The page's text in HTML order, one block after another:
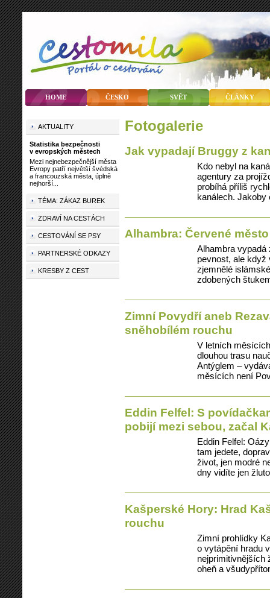
HOME ČESKO SVĚT ČLÁNKY
fotogalerie
Jak vypadají Bruggy z
Kdo nebyl na
agentury za
probíhá příliš
kanálech.
Alhambra: Červené
Alhambra vypadá
pevnost, ale když
zjemnělé
zdobených
Zimní Povydří aneb
sněhobílém rouchu
V letních
dlouhou trasu
Antýglem –
měsících není
Eddin Felfel: S
pobijí mezi sebou, začal
Eddin Felfel:
tam jedete,
život, jen modré
dny vidíte jen
Kašperské Hory: Hrad
rouchu
Zimní prohlídky
o vytápění hradu
nejprimitivnějších
oheň a
AKTUALITY
Statistika bezpečnosti
v evropských městech
Mezi nejnebezpečnější města
Evropy patří největší švédská
a francouzská města, úplně
nejhorší...
TÉMA: ZÁKAZ BUREK
ZDRAVÍ NA CESTÁCH
CESTOVÁNÍ SE PSY
PARTNERSKÉ ODKAZY
KRESBY Z CEST